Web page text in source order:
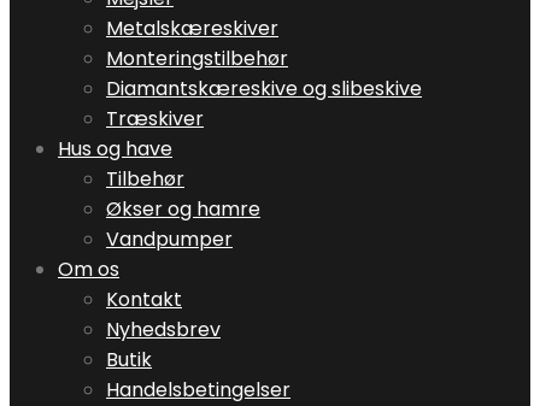
Metalskæreskiver
Monteringstilbehør
Diamantskæreskive og slibeskive
Træskiver
Hus og have
Tilbehør
Økser og hamre
Vandpumper
Om os
Kontakt
Nyhedsbrev
Butik
Handelsbetingelser